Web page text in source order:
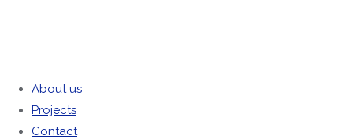
About us
Projects
Contact
x33fcon 2022